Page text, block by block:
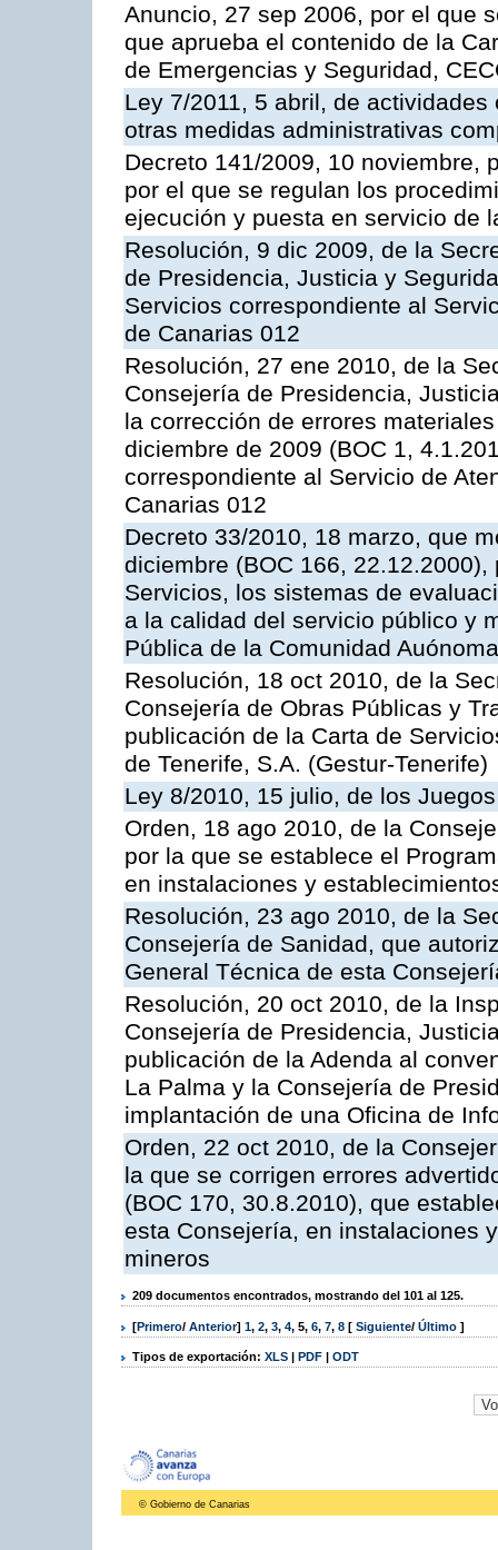
Anuncio, 27 sep 2006, por el que
que aprueba el contenido de la
de Emergencias y Seguridad,
Ley 7/2011, 5 abril, de
otras medidas administrativas
Decreto 141/2009, 10 noviembre,
por el que se regulan los
ejecución y puesta en servicio de
Resolución, 9 dic 2009, de la
de Presidencia, Justicia y
Servicios correspondiente al
de Canarias 012
Resolución, 27 ene 2010, de la
Consejería de Presidencia,
la corrección de errores
diciembre de 2009 (BOC 1,
correspondiente al Servicio de
Canarias 012
Decreto 33/2010, 18 marzo, que
diciembre (BOC 166,
Servicios, los sistemas de
a la calidad del servicio público y
Pública de la Comunidad
Resolución, 18 oct 2010, de la
Consejería de Obras Públicas y
publicación de la Carta de
de Tenerife, S.A. (Gestur-Tenerife)
Ley 8/2010, 15 julio, de los
Orden, 18 ago 2010, de la
por la que se establece el
en instalaciones y
Resolución, 23 ago 2010, de la
Consejería de Sanidad, que
General Técnica de esta
Resolución, 20 oct 2010, de la
Consejería de Presidencia,
publicación de la Adenda al
La Palma y la Consejería de
implantación de una Oficina de
Orden, 22 oct 2010, de la
la que se corrigen errores
(BOC 170, 30.8.2010), que
esta Consejería, en instalaciones
mineros
209 documentos encontrados, mostrando del 101 al 125.
[Primero/ Anterior] 1, 2, 3, 4, 5, 6, 7, 8 [ Siguiente/ Último ]
Tipos de exportación: XLS | PDF | ODT
© Gobierno de Canarias